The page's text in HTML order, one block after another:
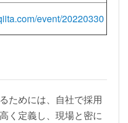
event/20220330
ためには、自社で採用
く定義し、現場と密に